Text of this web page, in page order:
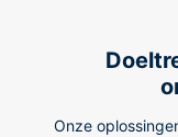
Onze